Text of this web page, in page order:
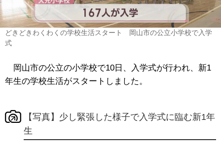
どきどきわくわくの学校生活スタート 岡山市の公立小学校で入学
式
岡山市の公立の小学校で10日、入学式が行われ、新1
年生の学校生活がスタートしました。
【写真】少し緊張した様子で入学式に臨む新1年
生